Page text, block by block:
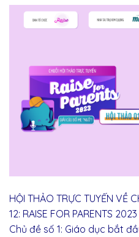
HỘI THẢO TRỰC TUYẾN VỀ
12: RAISE FOR PARENTS 2023
Chủ đề số 1: Giáo dục bắt